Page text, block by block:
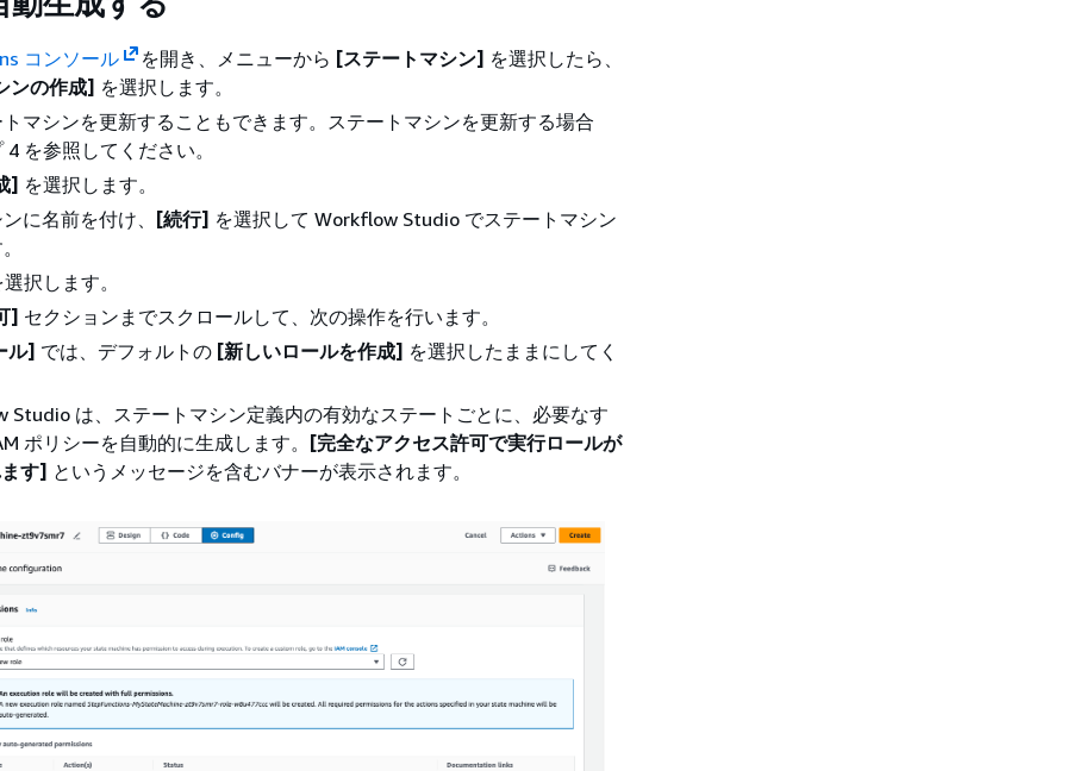
コンソール を開き、メニューから [ステートマシン] を選択したら、
ンの作成] を選択します。
マシンを更新することもできます。ステートマシンを更新する場合
を参照してください。
] を選択します。
に名前を付け、
[続行] を選択して Workflow Studio でステートマシン
択します。
] セクションまでスクロールして、次の操作を行います。
ル] では、デフォルトの [新しいロールを作成] を選択したままにしてく
Studio は、ステートマシン定義内の有効なステートごとに、必要なす
ポリシーを自動的に生成します。
[完全なアクセス許可で実行ロールが
す] というメッセージを含むバナーが表示されます。